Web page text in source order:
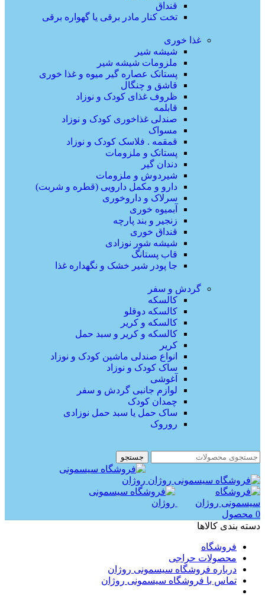
قنداق
تخت کنار مادر برقی یا گهواره برقی
غذا خوری
شیشه شیر
ملزومات شیشه شیر
پستانک عصاره گیر میوه و غذا خوری
قاشق و چنگال
ظروف غذای کودک و نوزاد
قابلمه
صندلی غذاخوری کودک و نوزاد
مسواک
قمقمه . فلاسک کودک و نوزاد
پستانک و ملزومات
دندان گیر
شیردوش و ملزومات
دارو و مکمل دارویی (قطره و شربت)
سرلاک و داروخوری
آبمیوه خوری
زنجیر و بند پارچه
قنداق خوری
شیشه شور نوزادی
قاب پستانگ
جا پودر شیر خشک و نگهداره غذا
گردش و سفر
کالسکه
کالسکه دوقلو
کالسکه و کریر
کالسکه و کریر و سبد حمل
کریر
انواع صندلی ماشین کودک و نوزاد
ساک کودک و نوزاد
آغوشی
لوازم جانبی گردش و سفر
چمدان کودک
ساک حمل یا سبد حمل نوزادی
روروک
جستجو
0 محصول
دسته بندی کالاها
فروشگاه
محصولات حراجی
درباره فروشگاه سیسمونی روژان
تماس با فروشگاه سیسمونی روژان